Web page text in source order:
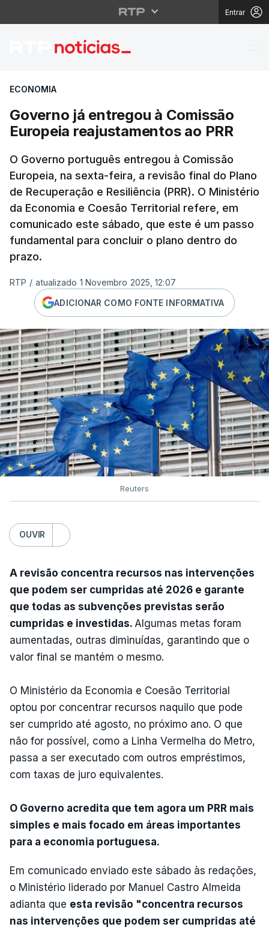
Entrar
Governo já entregou
ECONOMIA
Governo já entregou à Comissão
Europeia reajustamentos ao PRR
O Governo português entregou à Comissão
Europeia, na sexta-feira, a revisão final do Plano
de Recuperação e Resiliência (PRR). O Ministério
da Economia e Coesão Territorial refere, em
comunicado este sábado, que este é um passo
fundamental para concluir o plano dentro do
prazo.
RTP / atualizado 1 Novembro 2025, 12:07
ADICIONAR COMO FONTE INFORMATIVA
Reuters
OUVIR
A revisão concentra recursos nas intervenções
que podem ser cumpridas até 2026 e garante
que todas as subvenções previstas serão
cumpridas e investidas. Algumas metas foram
aumentadas, outras diminuídas, garantindo que o
valor final se mantém o mesmo.
O Ministério da Economia e Coesão Territorial
optou por concentrar recursos naquilo que pode
ser cumprido até agosto, no próximo ano. O que
não for possível, como a Linha Vermelha do Metro,
passa a ser executado com outros empréstimos,
com taxas de juro equivalentes.
O Governo acredita que tem agora um PRR mais
simples e mais focado em áreas importantes
para a economia portuguesa.
Em comunicado enviado este sábado às redações,
o Ministério liderado por Manuel Castro Almeida
adianta que esta revisão "concentra recursos
nas intervenções que podem ser cumpridas até